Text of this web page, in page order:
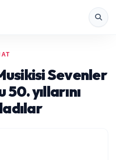
Sevenler
yıllarını